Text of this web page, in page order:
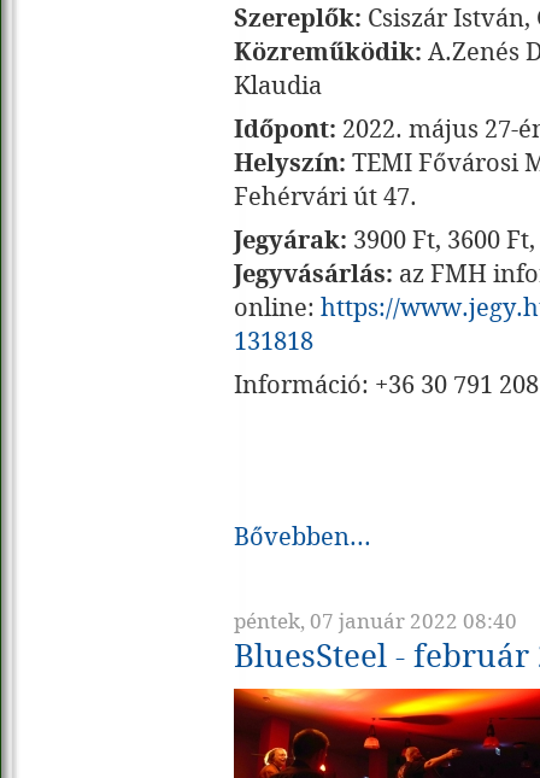
Szereplők: Csiszár
Közreműködik: A.Zenés
Klaudia
Időpont: 2022. május 27-
Helyszín: TEMI Fővárosi
Fehérvári út 47.
Jegyárak: 3900 Ft, 3600
Jegyvásárlás: az FMH
online: https://
131818
Információ: +36 30 791
Bővebben...
péntek, 07 január 2022 08:40
BluesSteel - február